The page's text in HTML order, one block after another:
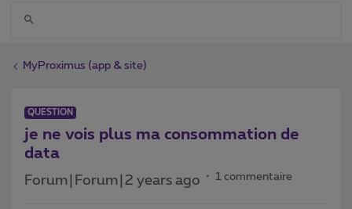
MyProximus (app & site)
QUESTION
je ne vois plus ma consommation de
data
Forum|Forum|2 years ago 1 commentaire